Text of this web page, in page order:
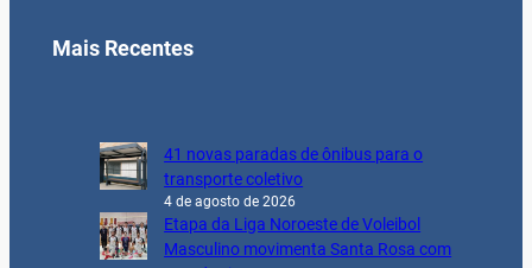
Mais Recentes
41 novas paradas de ônibus para o
transporte coletivo
4 de agosto de 2026
Etapa da Liga Noroeste de Voleibol
Masculino movimenta Santa Rosa com